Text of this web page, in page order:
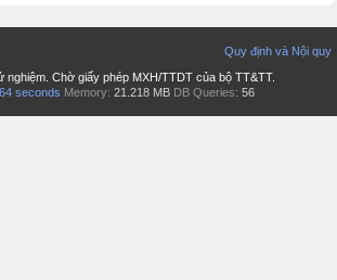
Quy định và Nội quy
nghiệm. Chờ giấy phép MXH/TTDT của bộ TT&TT.
seconds Memory: 21.218 MB DB Queries: 56